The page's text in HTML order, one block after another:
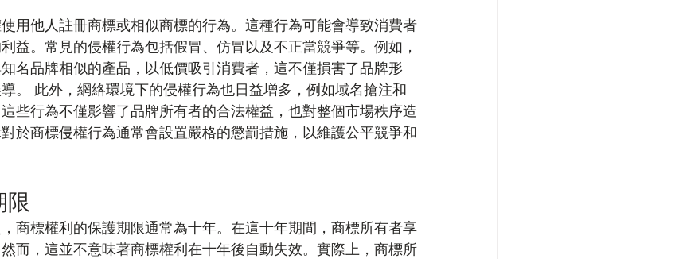
用他人註冊商標或相似商標的行為。這種行為可能會導致消費者
益。常見的侵權行為包括假冒、仿冒以及不正當競爭等。例如，
名品牌相似的產品，以低價吸引消費者，這不僅損害了品牌形
。 此外，網絡環境下的侵權行為也日益增多，例如域名搶注和
些行為不僅影響了品牌所有者的合法權益，也對整個市場秩序造
於商標侵權行為通常會設置嚴格的懲罰措施，以維護公平競爭和
限
商標權利的保護期限通常為十年。在這十年期間，商標所有者享
而，這並不意味著商標權利在十年後自動失效。實際上，商標所